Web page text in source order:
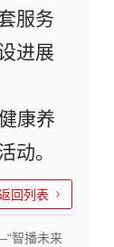
服务
进展
康养
动。
回列表
智播未来